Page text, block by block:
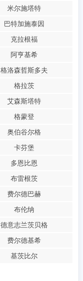
米尔施塔特
巴特加施泰因
克拉根福
阿亨基希
格洛森哲斯多夫
格拉茨
艾森斯塔特
格蒙登
奥伯谷尔格
卡芬堡
多恩比恩
布雷根茨
费尔德巴赫
布伦纳
德意志兰茨贝格
费尔德基希
基茨比尔